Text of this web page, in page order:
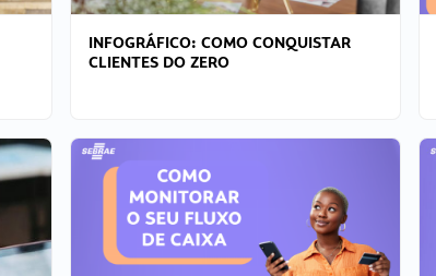
INFOGRÁFICO: COMO CONQUISTAR
CLIENTES DO ZERO